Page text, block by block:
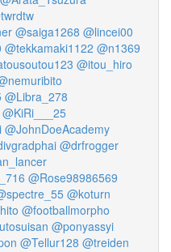
@saiga1268 @lincei00
@tekkamaki1122 @n1369
@itou_hiro
@Libra_278
@KiRi___25
@JohnDoeAcademy
@drfrogger
@Rose98986569
@koturn
@footballmorpho
@ponyassyi
@Tellur128 @treiden